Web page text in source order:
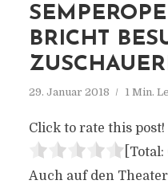
BRICHT
29. Januar 2018 1 Min.
Click to rate this post!
[Total:
Auch auf den